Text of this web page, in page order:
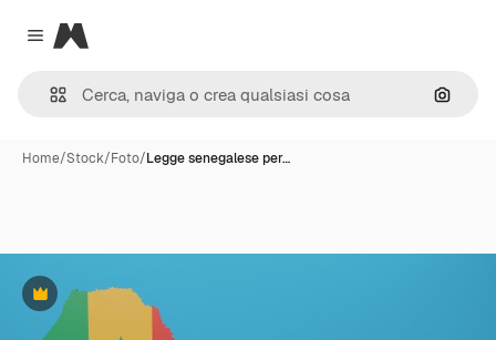
Close menu
Magnific
Cerca
Home/Stock/Foto/Legge senegalese per…
Premium